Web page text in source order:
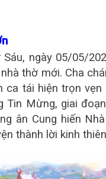
Sáu, ngày 05/05/
thờ mới. Cha
ca tái hiện trọn
Tin Mừng, giai
ân Cung hiến
thành lời kinh